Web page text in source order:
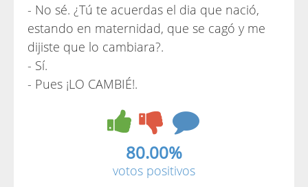
- No sé. ¿Tú te acuerdas el dia que nació,
estando en maternidad, que se cagó y me
dijiste que lo cambiara?.
- Sí.
- Pues ¡LO CAMBIÉ!.
80.00%
votos positivos